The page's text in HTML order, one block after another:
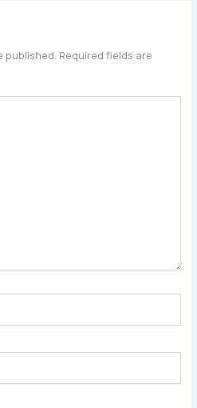
published. Required fields are